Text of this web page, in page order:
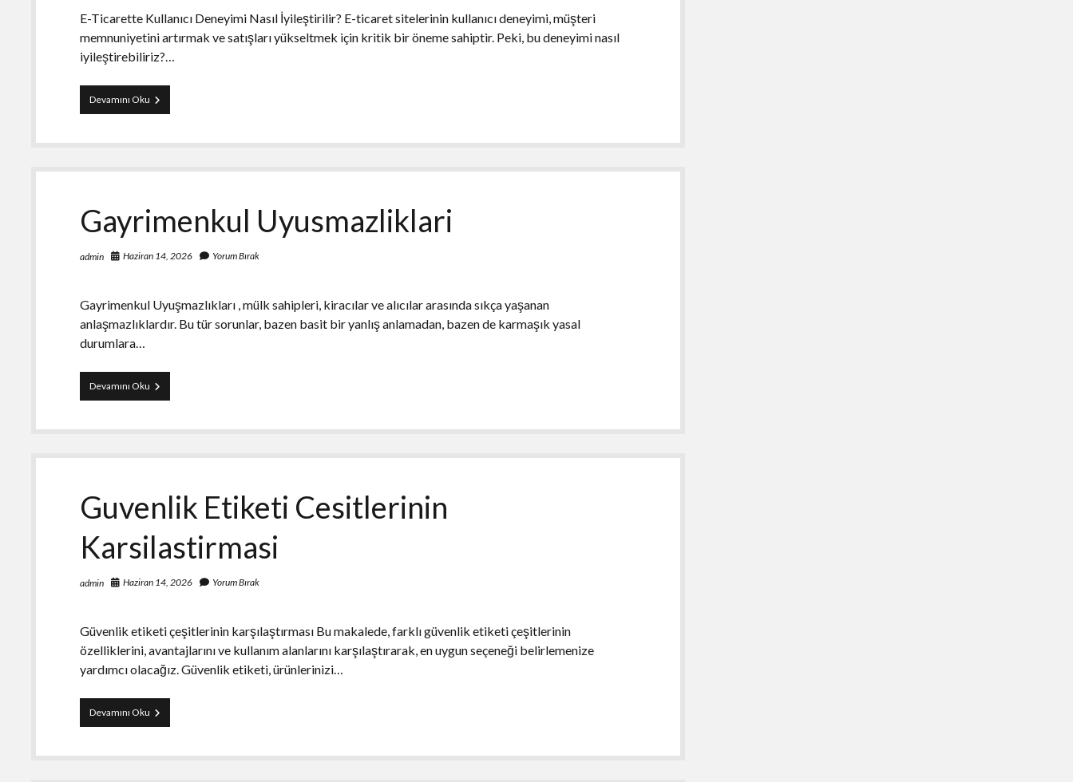
E-Ticarette Kullanıcı Deneyimi Nasıl İyileştirilir? E-ticaret sitelerinin kullanıcı deneyimi, müşteri
memnuniyetini artırmak ve satışları yükseltmek için kritik bir öneme sahiptir. Peki, bu deneyimi nasıl
iyileştirebiliriz?…
Devamını Oku E
Ticarette
Deneyimi
İyilestirilir
Gayrimenkul Uyusmazliklari
admin Haziran 14, 2026 Yorum Bırak
Gayrimenkul Uyuşmazlıkları , mülk sahipleri, kiracılar ve alıcılar arasında sıkça yaşanan
anlaşmazlıklardır. Bu tür sorunlar, bazen basit bir yanlış anlamadan, bazen de karmaşık yasal
durumlara…
Devamını Oku Gayrimenkul
Uyusmazliklari
Guvenlik Etiketi Cesitlerinin
Karsilastirmasi
admin Haziran 14, 2026 Yorum Bırak
Güvenlik etiketi çeşitlerinin karşılaştırması Bu makalede, farklı güvenlik etiketi çeşitlerinin
özelliklerini, avantajlarını ve kullanım alanlarını karşılaştırarak, en uygun seçeneği belirlemenize
yardımcı olacağız. Güvenlik etiketi, ürünlerinizi…
Devamını Oku Guvenlik
Etiketi
Karsilastirmasi